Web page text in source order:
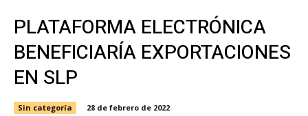
PLATAFORMA ELECTRÓNICA
BENEFICIARÍA EXPORTACIONES
EN SLP
Sin categoría 28 de febrero de 2022